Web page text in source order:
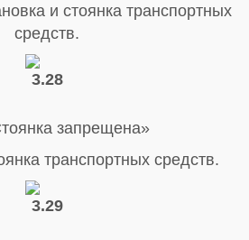
и стоянка транспортных
средств.
запрещена»
транспортных средств.